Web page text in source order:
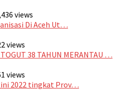
views
Di Aceh Ut…
views
38 TAHUN MERANTAU …
views
2022 tingkat Prov…